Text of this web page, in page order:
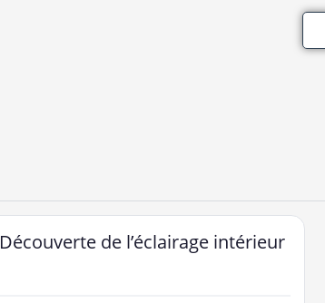
Découverte de l’éclairage intérieur